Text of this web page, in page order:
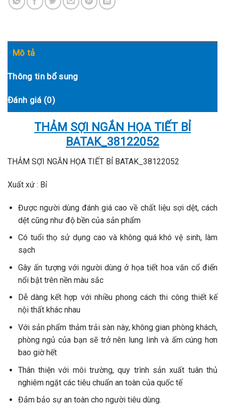
Mô tả
Thông tin bổ sung
Đánh giá (0)
THẢM SỢI NGẮN HỌA TIẾT BỈ
BATAK_38122052
THẢM SỢI NGẮN HỌA TIẾT BỈ BATAK_38122052
Xuất xứ : Bỉ
Được người dùng đánh giá cao về chất liệu sợi dệt, cách
dệt cũng như độ bền của sản phẩm
Có tuổi thọ sử dụng cao và không quá khó vệ sinh, làm
sạch
Gây ấn tượng với người dùng ở họa tiết hoa văn cổ điển
nổi bật trên nền màu sắc
Dễ dàng kết hợp với nhiều phong cách thi công thiết kế
nội thất khác nhau
Với sản phẩm thảm trải sàn này, không gian phòng khách,
phòng ngủ của bạn sẽ trở nên lung linh và ấm cúng hơn
bao giờ hết
Thân thiện với môi trường, quy trình sản xuất tuân thủ
nghiêm ngặt các tiêu chuẩn an toàn của quốc tế
Đảm bảo sự an toàn cho người tiêu dùng.